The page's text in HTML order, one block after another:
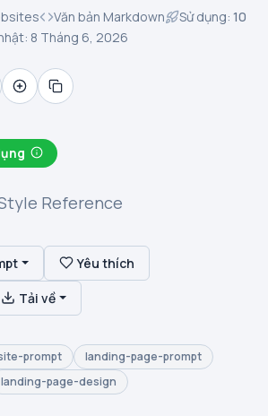
Văn bản Markdown Sử dụng: 10
8 Tháng 6, 2026
Reference
Yêu thích
Tải về
prompt
landing-page-prompt
landing-page-design